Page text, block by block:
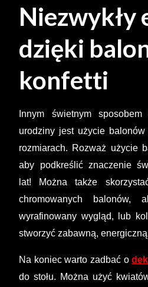
Niezwykły
dzięki
konfetti
Innym świetnym
urodziny jest użycie balonów
rozmiarach. Rozważ użycie
aby podkreślić znaczenie
lat! Można także
chromowanych balonów,
wyrafinowany wygląd, lub
stworzyć zabawną,
Na koniec warto zadbać o
do stołu. Można użyć